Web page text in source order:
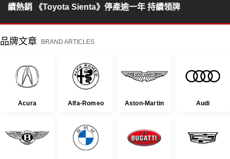
續熱銷 《Toyota Sienta》停產逾一年 持續領牌
品牌文章 BRAND ARTICLES
Acura Alfa-Romeo Aston-Martin Audi